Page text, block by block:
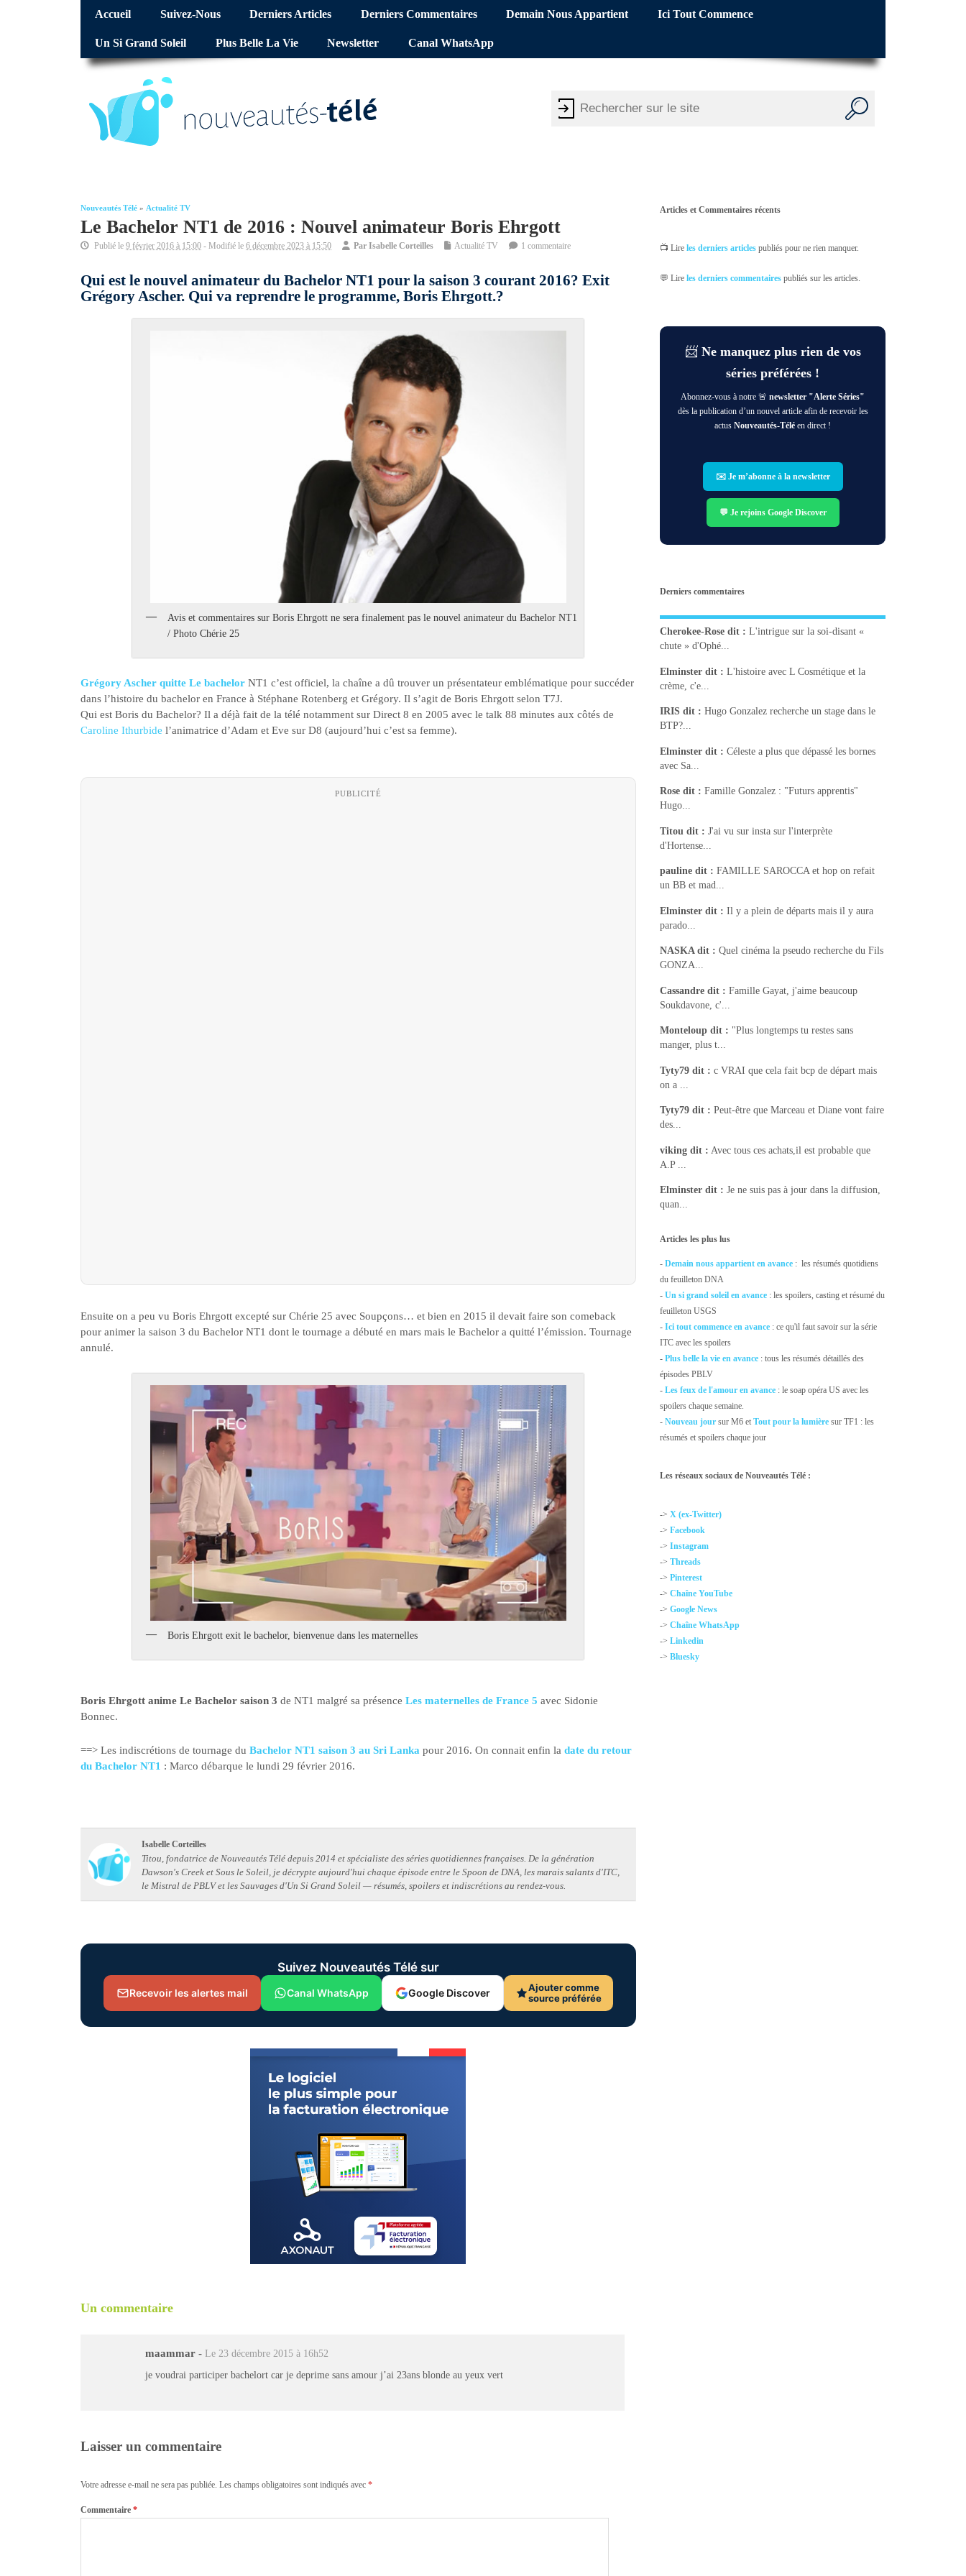
Accueil Suivez-Nous Derniers Articles Derniers Commentaires Demain Nous Appartient Ici Tout Commence
Un Si Grand Soleil Plus Belle La Vie Newsletter Canal WhatsApp
Nouveautés Télé » Actualité TV
Le Bachelor NT1 de 2016 : Nouvel animateur Boris Ehrgott
Publié le 9 février 2016 à 15:00 - Modifié le 6 décembre 2023 à 15:50 Par Isabelle Corteilles Actualité TV 1 commentaire
Qui est le nouvel animateur du Bachelor NT1 pour la saison 3 courant 2016? Exit
Grégory Ascher. Qui va reprendre le programme, Boris Ehrgott.?
Avis et commentaires sur Boris Ehrgott ne sera finalement pas le nouvel animateur du Bachelor NT1
/ Photo Chérie 25
Grégory Ascher quitte Le bachelor NT1 c’est officiel, la chaîne a dû trouver un présentateur emblématique pour succéder
dans l’histoire du bachelor en France à Stéphane Rotenberg et Grégory. Il s’agit de Boris Ehrgott selon T7J.
Qui est Boris du Bachelor? Il a déjà fait de la télé notamment sur Direct 8 en 2005 avec le talk 88 minutes aux côtés de
Caroline Ithurbide l’animatrice d’Adam et Eve sur D8 (aujourd’hui c’est sa femme).
PUBLICITÉ
Ensuite on a peu vu Boris Ehrgott excepté sur Chérie 25 avec Soupçons… et bien en 2015 il devait faire son comeback
pour animer la saison 3 du Bachelor NT1 dont le tournage a débuté en mars mais le Bachelor a quitté l’émission. Tournage
annulé.
Boris Ehrgott exit le bachelor, bienvenue dans les maternelles
Boris Ehrgott anime Le Bachelor saison 3 de NT1 malgré sa présence Les maternelles de France 5 avec Sidonie
Bonnec.
==> Les indiscrétions de tournage du Bachelor NT1 saison 3 au Sri Lanka pour 2016. On connait enfin la date du retour
du Bachelor NT1 : Marco débarque le lundi 29 février 2016.
Isabelle Corteilles
Titou, fondatrice de Nouveautés Télé depuis 2014 et spécialiste des séries quotidiennes françaises. De la génération
Dawson's Creek et Sous le Soleil, je décrypte aujourd'hui chaque épisode entre le Spoon de DNA, les marais salants d'ITC,
le Mistral de PBLV et les Sauvages d'Un Si Grand Soleil — résumés, spoilers et indiscrétions au rendez-vous.
Suivez Nouveautés Télé sur
Recevoir les alertes mail Canal WhatsApp Google Discover
Ajouter comme
source préférée
Un commentaire
maammar - Le 23 décembre 2015 à 16h52
je voudrai participer bachelort car je deprime sans amour j’ai 23ans blonde au yeux vert
Laisser un commentaire
Votre adresse e-mail ne sera pas publiée. Les champs obligatoires sont indiqués avec *
Commentaire *
Articles et Commentaires récents
📺 Lireles derniers articles publiés pour ne rien manquer.
💬 Lireles derniers commentaires publiés sur les articles.
📨 Ne manquez plus rien de vos
séries préférées !
Abonnez-vous à notre 🚨newsletter "Alerte Séries"
dès la publication d’un nouvel article afin de recevoir les
actusNouveautés-Télé en direct !
✉️ Je m’abonne à la newsletter
💬 Je rejoins Google Discover
Derniers commentaires
Cherokee-Rose dit : L'intrigue sur la soi-disant «
chute » d'Ophé...
Elminster dit : L'histoire avec L Cosmétique et la
crème, c'e...
IRIS dit : Hugo Gonzalez recherche un stage dans le
BTP?...
Elminster dit : Céleste a plus que dépassé les bornes
avec Sa...
Rose dit : Famille Gonzalez : "Futurs apprentis"
Hugo...
Titou dit : J'ai vu sur insta sur l'interprète
d'Hortense...
pauline dit : FAMILLE SAROCCA et hop on refait
un BB et mad...
Elminster dit : Il y a plein de départs mais il y aura
parado...
NASKAdit : Quel cinéma la pseudo recherche du Fils
GONZA...
Cassandre dit : Famille Gayat, j'aime beaucoup
Soukdavone, c'...
Monteloup dit : "Plus longtemps tu restes sans
manger, plus t...
Tyty79 dit : c VRAI que cela fait bcp de départ mais
on a ...
Tyty79 dit : Peut-être que Marceau et Diane vont faire
des...
viking dit : Avec tous ces achats,il est probable que
A.P ...
Elminster dit : Je ne suis pas à jour dans la diffusion,
quan...
Articles les plus lus
-Demain nous appartient en avance : les résumés quotidiens
du feuilleton DNA
-Un si grand soleil en avance : les spoilers, casting et résumé du
feuilleton USGS
-Ici tout commence en avance : ce qu'il faut savoir sur la série
ITC avec les spoilers
- Plus belle la vie en avance : tous les résumés détaillés des
épisodes PBLV
-Les feux de l'amour en avance : le soap opéra US avec les
spoilers chaque semaine.
-Nouveau jour sur M6 etTout pour la lumière sur TF1 : les
résumés et spoilers chaque jour
Les réseaux sociaux de Nouveautés Télé :
->X (ex-Twitter)
->Facebook
->Instagram
->Threads
->Pinterest
->Chaîne YouTube
->Google News
->Chaîne WhatsApp
->Linkedin
->Bluesky